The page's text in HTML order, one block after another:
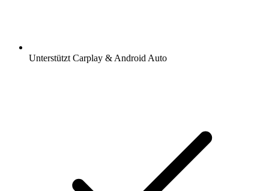
Unterstützt Carplay & Android Auto